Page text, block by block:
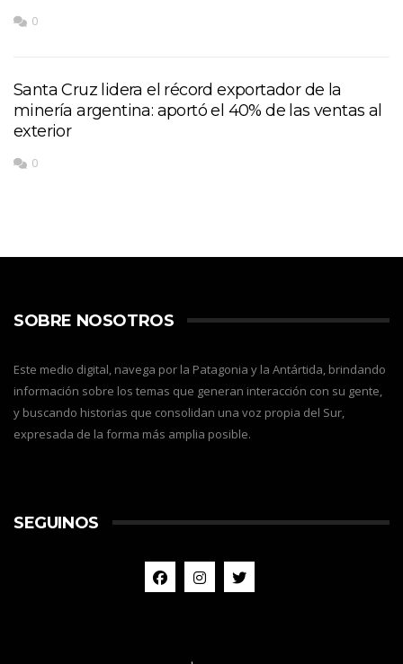
0
Santa Cruz lidera el récord exportador de la
minería argentina: aportó el 40% de las ventas al
exterior
0
SOBRE NOSOTROS
Este medio digital, navega por la Patagonia y la Antártida, brindando
información sobre los temas que generan interacción con su gente,
y buscando historias que consolidan una voz propia del Sur,
expresada de la forma más amplia posible.
SEGUINOS